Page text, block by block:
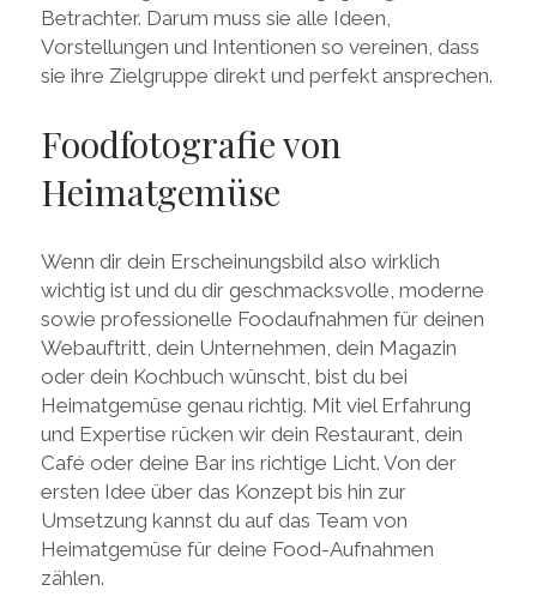
Betrachter. Darum muss sie alle Ideen,
Vorstellungen und Intentionen so vereinen, dass
sie ihre Zielgruppe direkt und perfekt ansprechen.
Foodfotografie von
Heimatgemüse
Wenn dir dein Erscheinungsbild also wirklich
wichtig ist und du dir geschmacksvolle, moderne
sowie professionelle Foodaufnahmen für deinen
Webauftritt, dein Unternehmen, dein Magazin
oder dein Kochbuch wünscht, bist du bei
Heimatgemüse genau richtig. Mit viel Erfahrung
und Expertise rücken wir dein Restaurant, dein
Café oder deine Bar ins richtige Licht. Von der
ersten Idee über das Konzept bis hin zur
Umsetzung kannst du auf das Team von
Heimatgemüse für deine Food-Aufnahmen
zählen.